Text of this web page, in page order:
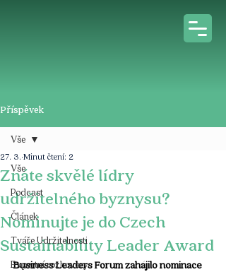
Příspěvek
Vše
Podcast
Článek
Tváře Udržitelnosti
Expertní rozhovory
Vše
Znáte skvělé lídry
udržitelného byznysu?
Nominujte je do Czech
Sustainability Leader Award
27. 3. Minut čtení: 2
Business Leaders Forum zahájilo nominace